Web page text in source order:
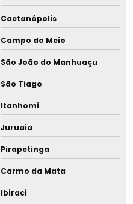
são paulo
Caetanópolis
Campo do Meio
São João do Manhuaçu
São Tiago
Itanhomi
Juruaia
Pirapetinga
Carmo da Mata
Ibiraci